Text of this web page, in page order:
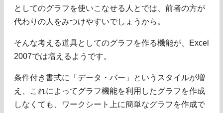
としてのグラフを使いこなせる人とでは、前者の方が
代わりの人をみつけやすいでしょうから。
そんな考える道具としてのグラフを作る機能が、Excel
2007では増えるようです。
条件付き書式に「データ・バー」というスタイルが増
え、これによってグラフ機能を利用したグラフを作成
しなくても、ワークシート上に簡単なグラフを作成で